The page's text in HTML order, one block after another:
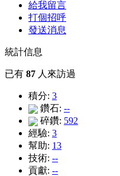
給我留言
打個招呼
發送消息
統計信息
已有 87 人來訪過
積分: 3
鑽石: --
碎鑽: 592
經驗: 3
幫助: 13
技術: --
貢獻: --